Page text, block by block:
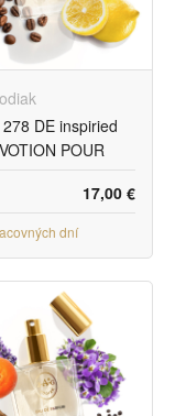
278 DE inspiried
POUR
DOLCE &
17,00 €
dní